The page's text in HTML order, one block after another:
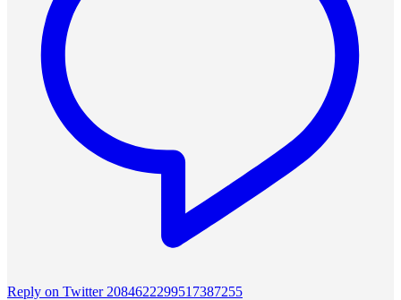
Reply on Twitter 2084622299517387255